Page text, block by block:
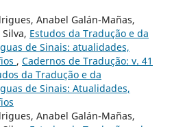
Anabel Galán-Mañas,
Estudos da Tradução e da
de Sinais: atualidades,
, Cadernos de Tradução: v. 41
da Tradução e da
de Sinais: Atualidades,
Anabel Galán-Mañas,